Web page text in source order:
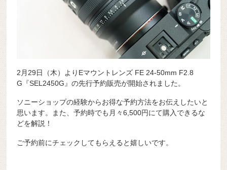
2月29日（木）よりEマウントレンズ FE 24-50mm F2.8
G『SEL2450G』の先行予約販売が開始されました。
ソニーショップの経験からお得な予約方法をお伝えしたいと
思います。また、予約時でも月々6,500円にて購入できるな
どを解説！
ご予約前にチェックしてもらえると嬉しいです。